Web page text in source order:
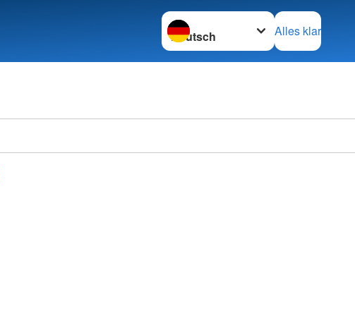
Sprache wechseln zu
Alles klar